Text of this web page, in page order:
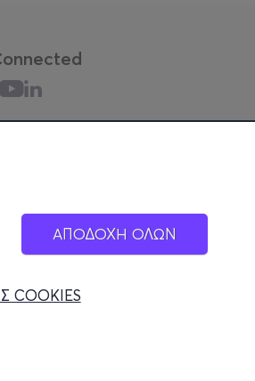
ΑΠΟΔΟΧΗ ΟΛΩΝ
COOKIES